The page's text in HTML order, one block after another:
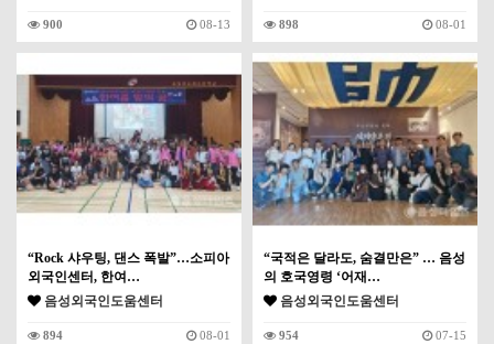
900 08-13 898 08-01
“Rock 샤우팅, 댄스 폭발”…소피아
외국인센터, 한여…
음성외국인도움센터
894 08-01
“국적은 달라도, 숨결만은” … 음성
의 호국영령 ‘어재…
음성외국인도움센터
954 07-15